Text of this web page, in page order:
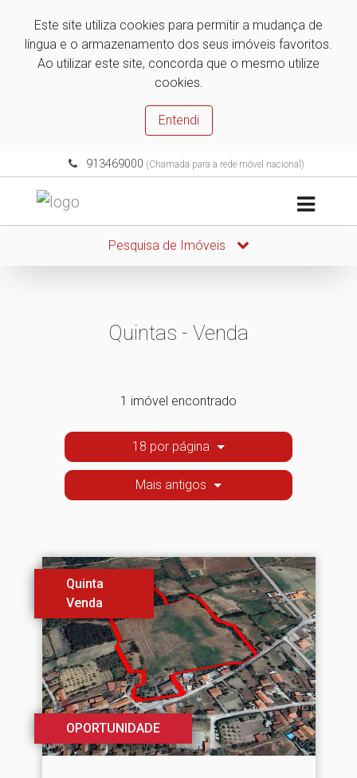
Este site utiliza cookies para permitir a mudança de
língua e o armazenamento dos seus imóveis favoritos.
Ao utilizar este site, concorda que o mesmo utilize
cookies.
Entendi
913469000 (Chamada para a rede móvel nacional)
Pesquisa de Imóveis
Quintas - Venda
1 imóvel encontrado
18 por página
Mais antigos
Quinta
Venda
OPORTUNIDADE